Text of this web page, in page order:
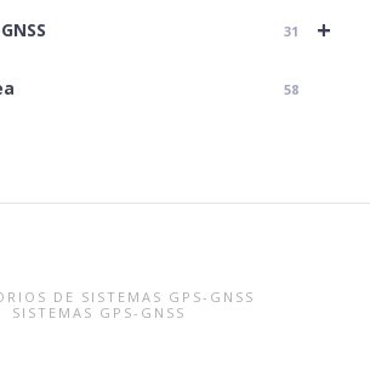
+
31
58
DE SISTEMAS GPS-GNSS
SISTEMAS GPS-GNSS